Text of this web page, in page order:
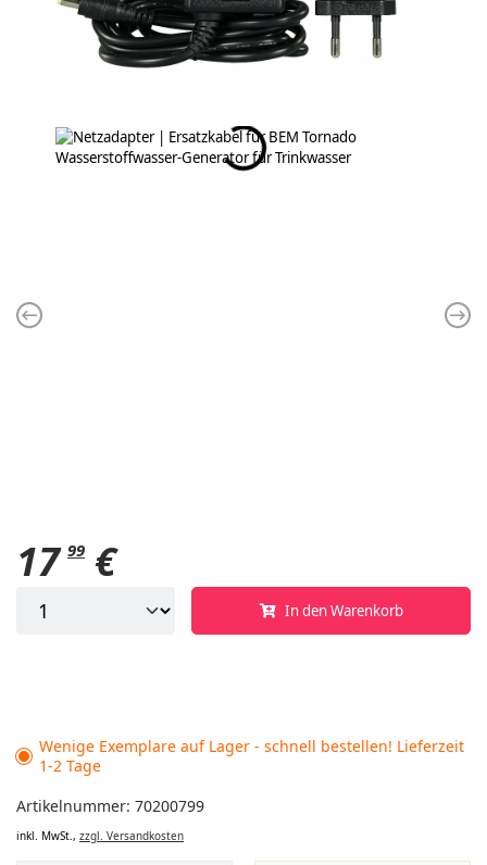
17 99 €
In den Warenkorb
Wenige Exemplare auf Lager - schnell bestellen! Lieferzeit
1-2 Tage
Artikelnummer: 70200799
inkl. MwSt., zzgl. Versandkosten